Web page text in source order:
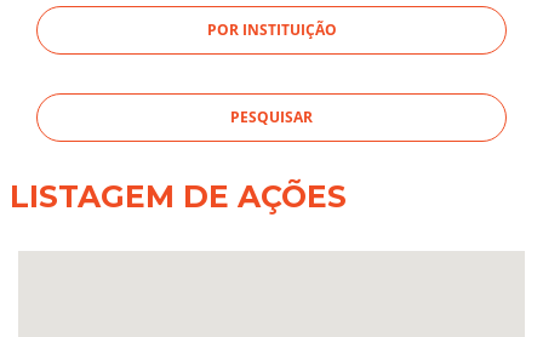
POR INSTITUIÇÃO
LISTAGEM DE AÇÕES